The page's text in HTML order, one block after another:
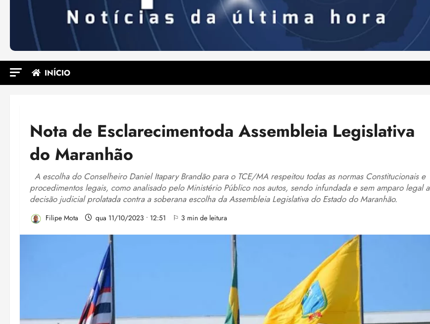
INÍCIO
Nota de Esclarecimentoda Assembleia Legislativa
do Maranhão
A escolha do Conselheiro Daniel Itapary Brandão para o TCE/MA respeitou todas as normas Constitucionais e
procedimentos legais, como analisado pelo Ministério Público nos autos, sendo infundada e sem amparo legal a
decisão judicial prolatada contra a soberana escolha da Assembleia Legislativa do Estado do Maranhão.
Filipe Mota qua 11/10/2023 • 12:51 ⚐ 3 min de leitura